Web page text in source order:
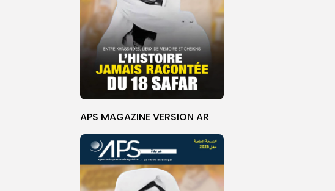
APS MAGAZINE VERSION AR